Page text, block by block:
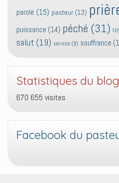
parole (15) pasteur (13)
puissance (14) péché (31)
salut (19) service (9) souffrance
Statistiques du blog
670 655 visites
Facebook du